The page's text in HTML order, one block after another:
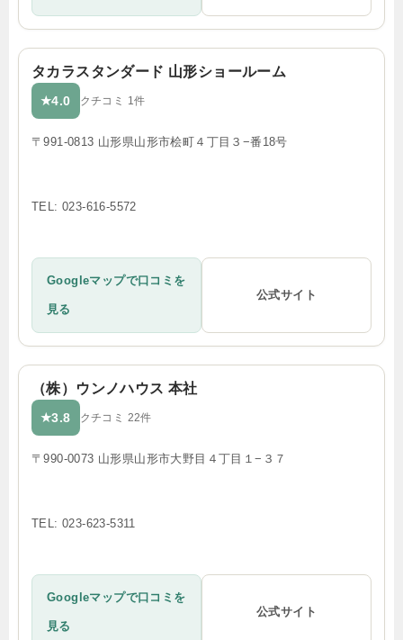
タカラスタンダード 山形ショールーム
★4.0 クチコミ 1件
〒991-0813 山形県山形市桧町４丁目３−番18号
TEL: 023-616-5572
Googleマップで口コミを
見る
公式サイト
（株）ウンノハウス 本社
★3.8 クチコミ 22件
〒990-0073 山形県山形市大野目４丁目１−３７
TEL: 023-623-5311
Googleマップで口コミを
見る
公式サイト